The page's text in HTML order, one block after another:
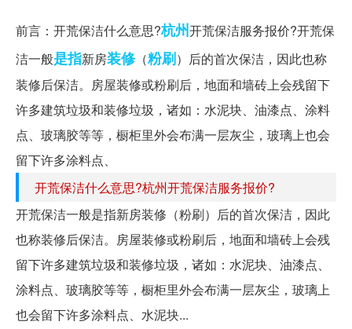
前言：开荒保洁什么意思?杭州开荒保洁服务报价?开荒保
洁一般是指新房装修（粉刷）后的首次保洁，因此也称
装修后保洁。房屋装修或粉刷后，地面和墙砖上会残留下
许多建筑垃圾和装修垃圾，诸如：水泥块、油漆点、涂料
点、玻璃胶等等，橱柜里外会布满一层灰尘，玻璃上也会
留下许多涂料点、
开荒保洁什么意思?杭州开荒保洁服务报价?
开荒保洁一般是指新房装修（粉刷）后的首次保洁，因此
也称装修后保洁。房屋装修或粉刷后，地面和墙砖上会残
留下许多建筑垃圾和装修垃圾，诸如：水泥块、油漆点、
涂料点、玻璃胶等等，橱柜里外会布满一层灰尘，玻璃上
也会留下许多涂料点、水泥块...